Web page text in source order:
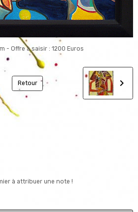
- Offre à saisir : 1200 Euros
Retour
à attribuer une note !